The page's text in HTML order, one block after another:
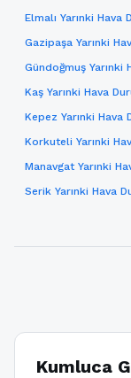
Elmalı Yarınki Hava
Gazipaşa Yarınki
Gündoğmuş Yarınki
Kaş Yarınki Hava
Kepez Yarınki Hava
Korkuteli Yarınki
Manavgat Yarınki
Serik Yarınki Hava
Kumluca